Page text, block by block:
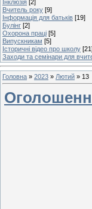
Інклюзія [2]
Вчитель року [9]
Інформація для батьків [19]
Булінг [2]
Охорона праці [5]
Випускникам [5]
Історичні відео про школу
Заходи та семінари для
Головна » 2023 » Лютий » 13